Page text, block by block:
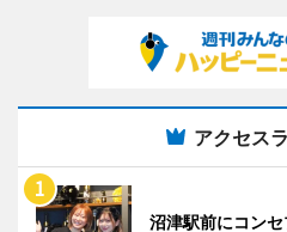
アクセス
沼津駅前にコン